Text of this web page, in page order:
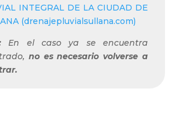
INTEGRAL DE LA CIUDAD DE
(drenajepluvialsullana.com)
En el caso ya se encuentra
no es necesario volverse a